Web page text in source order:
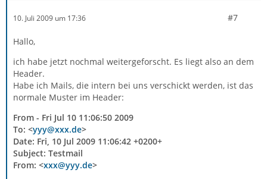
10. Juli 2009 um 17:36 #7
Hallo,
ich habe jetzt nochmal weitergeforscht. Es liegt also an dem
Header.
Habe ich Mails, die intern bei uns verschickt werden, ist das
normale Muster im Header:
From - Fri Jul 10 11:06:50 2009
To: <yyy@xxx.de>
Date: Fri, 10 Jul 2009 11:06:42 +0200+
Subject: Testmail
From: <xxx@yyy.de>